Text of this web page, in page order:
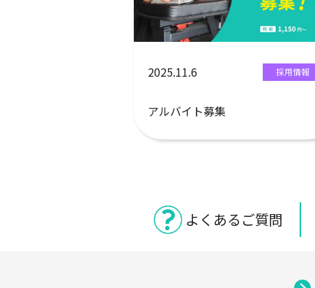
2025.11.6 採用情報
アルバイト募集
よくあるご質問